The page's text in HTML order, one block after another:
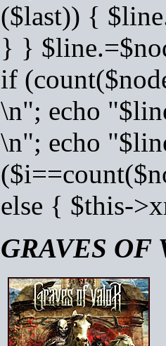
($last)) {
} }
if
\n"; echo
\n"; echo
else { $this-
GRAVES OF